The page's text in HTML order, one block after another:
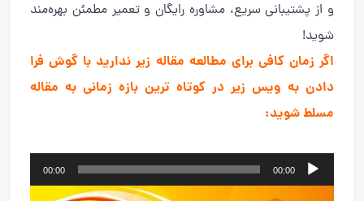
و از پشتیبانی سریع، مشاوره رایگان و تعمیر مطمئن بهره‌مند
شوید!
اگر زمان کافی برای مطالعه مقاله زیر ندارید با گوش فرا
دادن به ویس زیر در کوتاه ترین بازه زمانی به مقاله
مسلط شوید:
پخش‌کننده
صوت
00:00
00:00